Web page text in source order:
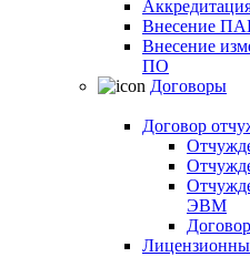
Внесение
Внесение
ПО
Договоры
Договор
ЭВМ